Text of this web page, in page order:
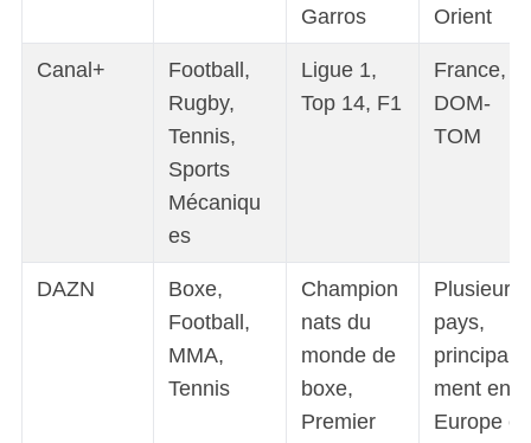
Garros
Orient
Canal+
Football,
Rugby,
Tennis,
Sports
Mécaniqu
es
Ligue 1,
Top 14, F1
France,
DOM-
TOM
DAZN
Boxe,
Football,
MMA,
Tennis
Champion
nats du
monde de
boxe,
Premier
Plusieurs
pays,
principale
ment en
Europe et